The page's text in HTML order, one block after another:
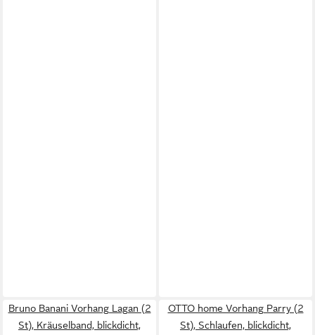
Bruno Banani Vorhang Lagan (2
St), Kräuselband, blickdicht,
OTTO home Vorhang Parry (2
St), Schlaufen, blickdicht,